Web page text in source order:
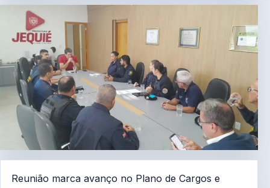
Reunião marca avanço no Plano de Cargos e